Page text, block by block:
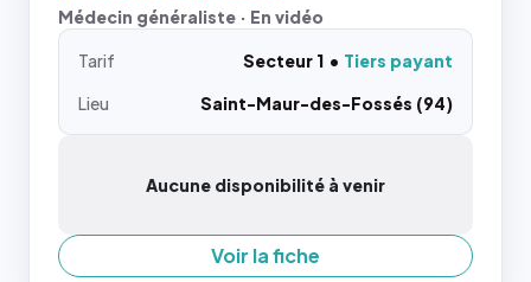
Médecin généraliste · En vidéo
Tarif Secteur 1
Tiers payant
Lieu
Saint-Maur-des-Fossés (94)
Aucune disponibilité à venir
Voir la fiche